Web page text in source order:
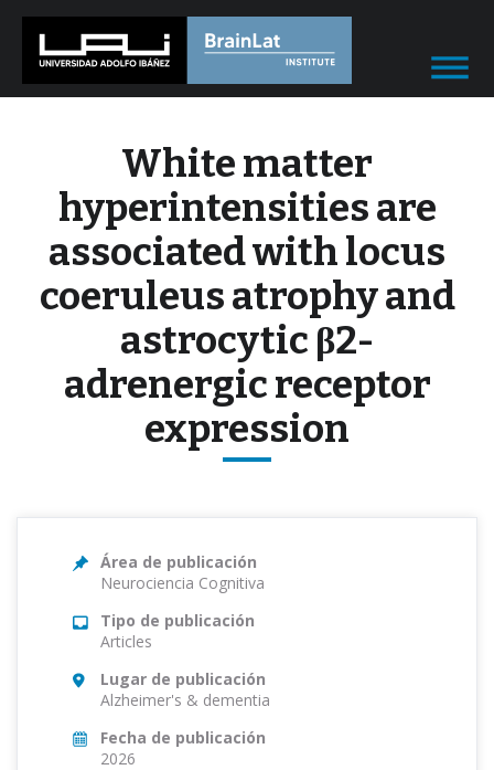
White matter
hyperintensities are
associated with locus
coeruleus atrophy and
astrocytic β2-
adrenergic receptor
expression
Área de publicación
Neurociencia Cognitiva
Tipo de publicación
Articles
Lugar de publicación
Alzheimer's & dementia
Fecha de publicación
2026